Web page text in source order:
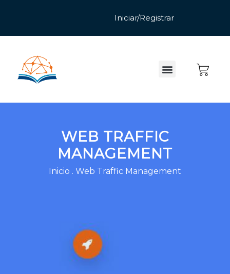
WEB TRAFFIC
MANAGEMENT
Inicio . Web Traffic Management